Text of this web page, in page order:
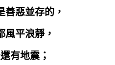
善惡並存的，
風平浪靜，
有地震；